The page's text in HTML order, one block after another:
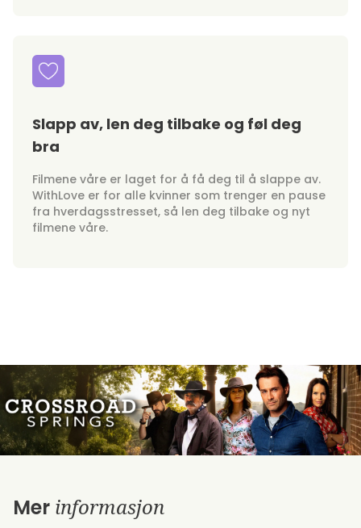
Slapp av, len deg tilbake og føl deg
bra
Filmene våre er laget for å få deg til å slappe av.
WithLove er for alle kvinner som trenger en pause
fra hverdagsstresset, så len deg tilbake og nyt
filmene våre.
Mer informasjon